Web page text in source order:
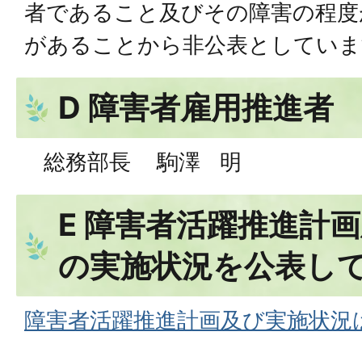
者であること及びその障害の程
があることから非公表としてい
D 障害者雇用推進者
総務部長 駒澤 明
E 障害者活躍推進計
の実施状況を公表し
障害者活躍推進計画及び実施状